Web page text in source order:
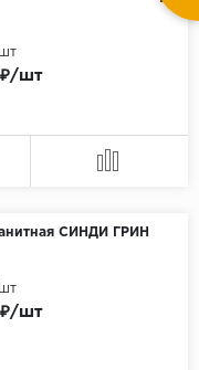
₽/шт
СИНДИ ГРИН
₽/шт